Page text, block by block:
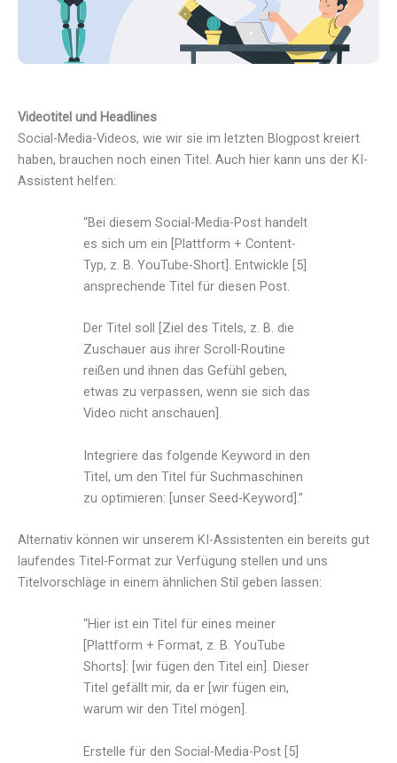
Videotitel und Headlines
Social-Media-Videos, wie wir sie im letzten Blogpost kreiert
haben, brauchen noch einen Titel. Auch hier kann uns der KI-
Assistent helfen:
“Bei diesem Social-Media-Post handelt
es sich um ein [Plattform + Content-
Typ, z. B. YouTube-Short]. Entwickle [5]
ansprechende Titel für diesen Post.
Der Titel soll [Ziel des Titels, z. B. die
Zuschauer aus ihrer Scroll-Routine
reißen und ihnen das Gefühl geben,
etwas zu verpassen, wenn sie sich das
Video nicht anschauen].
Integriere das folgende Keyword in den
Titel, um den Titel für Suchmaschinen
zu optimieren: [unser Seed-Keyword].”
Alternativ können wir unserem KI-Assistenten ein bereits gut
laufendes Titel-Format zur Verfügung stellen und uns
Titelvorschläge in einem ähnlichen Stil geben lassen:
“Hier ist ein Titel für eines meiner
[Plattform + Format, z. B. YouTube
Shorts]: [wir fügen den Titel ein]. Dieser
Titel gefällt mir, da er [wir fügen ein,
warum wir den Titel mögen].
Erstelle für den Social-Media-Post [5]